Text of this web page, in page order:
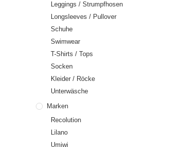
Leggings / Strumpfhosen
Longsleeves / Pullover
Schuhe
Swimwear
T-Shirts / Tops
Socken
Kleider / Röcke
Unterwäsche
Marken
Recolution
Lilano
Umiwi